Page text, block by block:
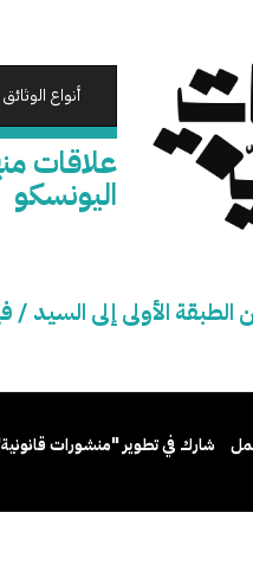
أنواع الوثائق
علاقات
اليونسكو
الأولى إلى السيد /
شارك في تطوير "منشورات